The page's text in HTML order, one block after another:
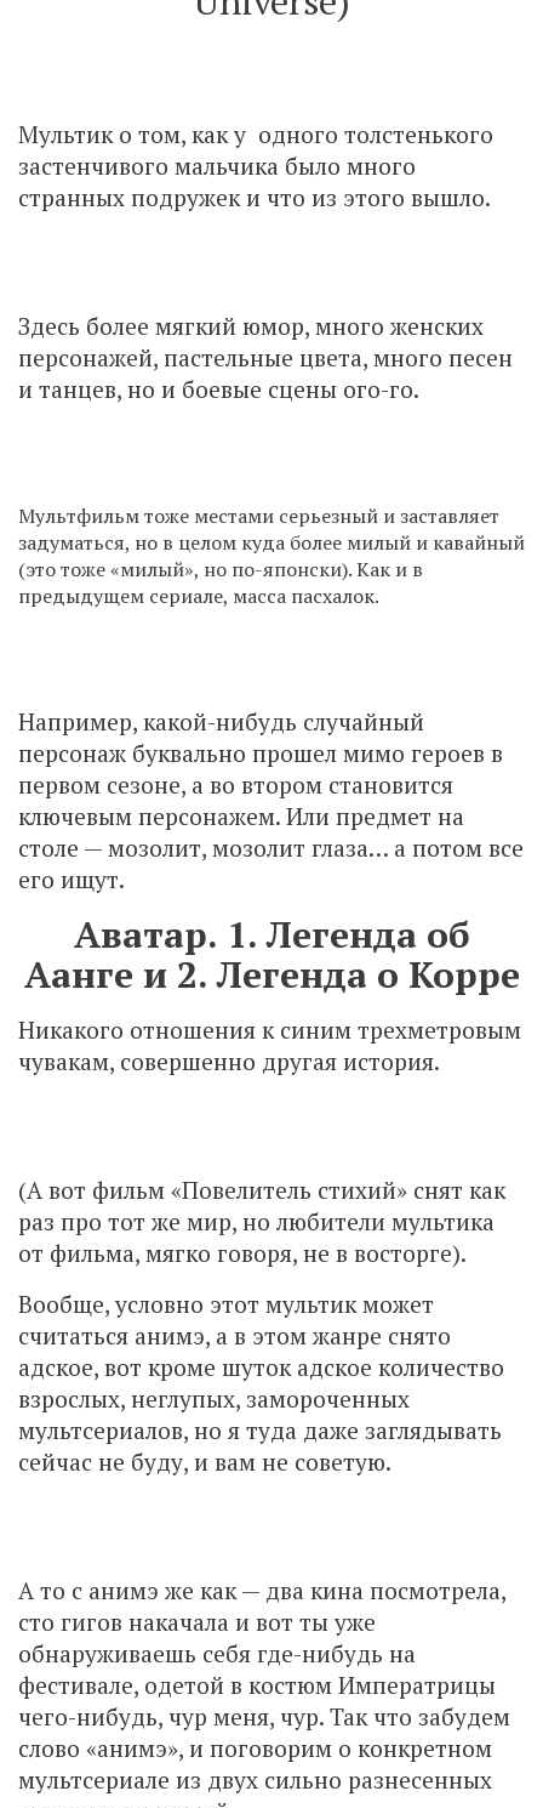
Мультик о том, как у одного толстенького
застенчивого мальчика было много
странных подружек и что из этого вышло.
Здесь более мягкий юмор, много женских
персонажей, пастельные цвета, много песен
и танцев, но и боевые сцены ого-го.
Мультфильм тоже местами серьезный и заставляет
задуматься, но в целом куда более милый и кавайный
(это тоже «милый», но по-японски). Как и в
предыдущем сериале, масса пасхалок.
Например, какой-нибудь случайный
персонаж буквально прошел мимо героев в
первом сезоне, а во втором становится
ключевым персонажем. Или предмет на
столе — мозолит, мозолит глаза… а потом все
его ищут.
Аватар. 1. Легенда об
Аанге и 2. Легенда о Корре
Никакого отношения к синим трехметровым
чувакам, совершенно другая история.
(А вот фильм «Повелитель стихий» снят как
раз про тот же мир, но любители мультика
от фильма, мягко говоря, не в восторге).
Вообще, условно этот мультик может
считаться анимэ, а в этом жанре снято
адское, вот кроме шуток адское количество
взрослых, неглупых, замороченных
мультсериалов, но я туда даже заглядывать
сейчас не буду, и вам не советую.
А то с анимэ же как — два кина посмотрела,
сто гигов накачала и вот ты уже
обнаруживаешь себя где-нибудь на
фестивале, одетой в костюм Императрицы
чего-нибудь, чур меня, чур. Так что забудем
слово «анимэ», и поговорим о конкретном
мультсериале из двух сильно разнесенных